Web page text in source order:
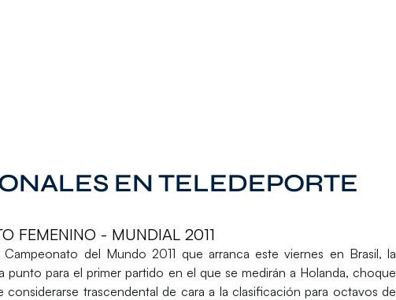
EN TELEDEPORTE
FEMENINO - MUNDIAL 2011
del Mundo 2011 que arranca este viernes en Brasil, la
punto para el primer partido en el que se medirán a Holanda, choque
trascendental de cara a la clasificación para octavos de